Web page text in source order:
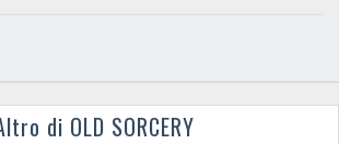
di OLD SORCERY